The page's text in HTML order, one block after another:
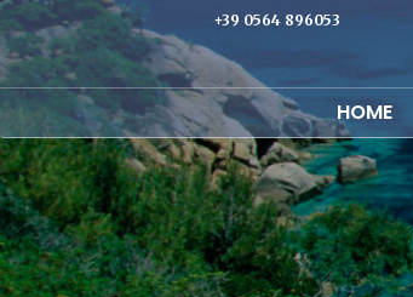
+39 0564 896053
HOME